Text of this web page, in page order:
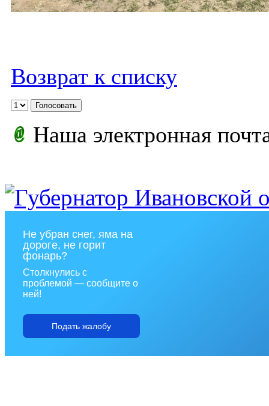
Возврат к списку
Наша электронная
Не убран снег, яма на
дороге, не горит
фонарь?
Столкнулись с
проблемой — сообщите о
ней!
Подать жалобу